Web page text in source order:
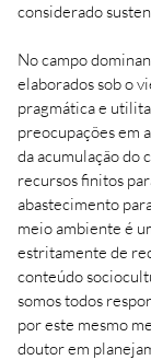
considerado
No campo
elaborados sob o
pragmática e
preocupações em
da acumulação do
recursos finitos
abastecimento
meio ambiente é
estritamente de
conteúdo
somos todos
por este mesmo
doutor em